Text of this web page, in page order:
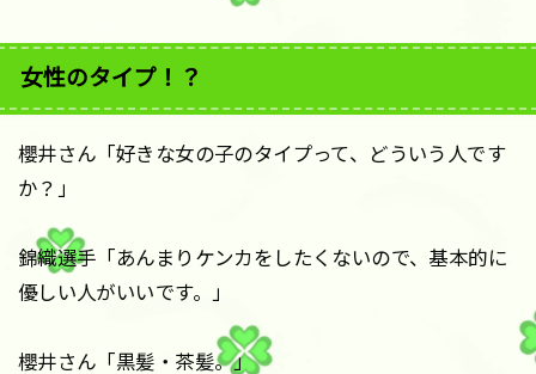
女性のタイプ！？
櫻井さん「好きな女の子のタイプって、どういう人です
か？」
錦織選手「あんまりケンカをしたくないので、基本的に
優しい人がいいです。」
櫻井さん「黒髪・茶髪。」